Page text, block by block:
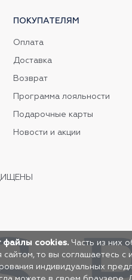
ПОКУПАТЕЛЯМ
Оплата
Доставка
Возврат
Программа лояльности
Подарочные карты
Новости и акции
файлы cookies. Часть из них
сайтом, то вы соглашаетесь
индивидуальных